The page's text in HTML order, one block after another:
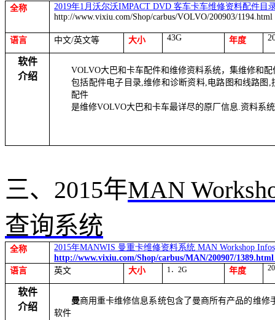
全称 2019年1 月沃尔沃IMPACT DVD客车卡车维修资料配件目
http://www.vixiu.com/Shop/carbus/VOLVO/200903/1194.html
语言 中文/英文等 大小 43G 年度
软件
介绍
VOLVO大巴和卡车配件和维修资料系统，集维修和
包括配件电子目录,维修和诊断资料,电路图和线路图 ,
配件
是维修VOLVO大巴和卡车最详尽的原厂信息.资料系
三、 2015年MAN
查询系统
全称 2015年MANWIS 曼重卡维修资料系统 MAN Workshop
http://www.vixiu.com/Shop/carbus/MAN/200907/
语言
英文 大小 1．2G 年度
软件
介绍
曼商用重卡维修信息系统包含了曼商所有产品的维
软件